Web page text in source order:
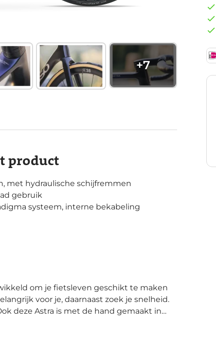
+7
product
met hydraulische schijfremmen
gebruik
systeem, interne bekabeling
voor je, daarnaast zoek je snelheid.
deze Astra is met de hand gemaakt in
van de supersnelle Diamante SV,
brede banden voor lichte offroadritten